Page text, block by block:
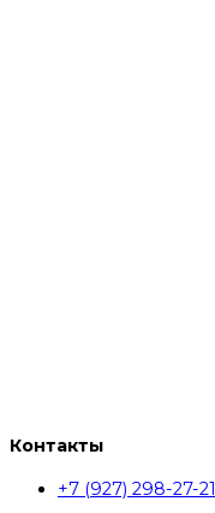
Контакты
+7 (927) 298-27-21